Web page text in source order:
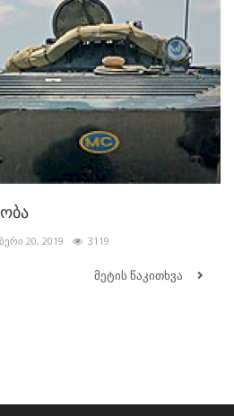
20, 2019 3119
მეტის წაკითხვა